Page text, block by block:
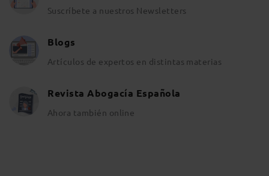
Suscríbete a nuestros Newsletters
Blogs
Artículos de expertos en distintas materias
Revista Abogacía Española
Ahora también online